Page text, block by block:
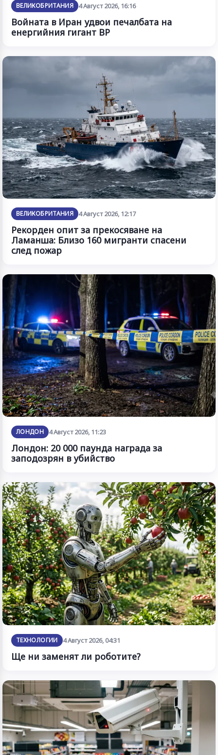
ВЕЛИКОБРИТАНИЯ 4 Август 2026, 16:16
Войната в Иран удвои печалбата на
енергийния гигант BP
ВЕЛИКОБРИТАНИЯ 4 Август 2026, 12:17
Рекорден опит за прекосяване на
Ламанша: Близо 160 мигранти спасени
след пожар
ЛОНДОН 4 Август 2026, 11:23
Лондон: 20 000 паунда награда за
заподозрян в убийство
ТЕХНОЛОГИИ 4 Август 2026, 04:31
Ще ни заменят ли роботите?